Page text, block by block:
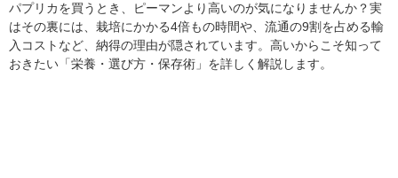
パプリカを買うとき、ピーマンより高いのが気になりませんか？実
はその裏には、栽培にかかる4倍もの時間や、流通の9割を占める輸
入コストなど、納得の理由が隠されています。高いからこそ知って
おきたい「栄養・選び方・保存術」を詳しく解説します。